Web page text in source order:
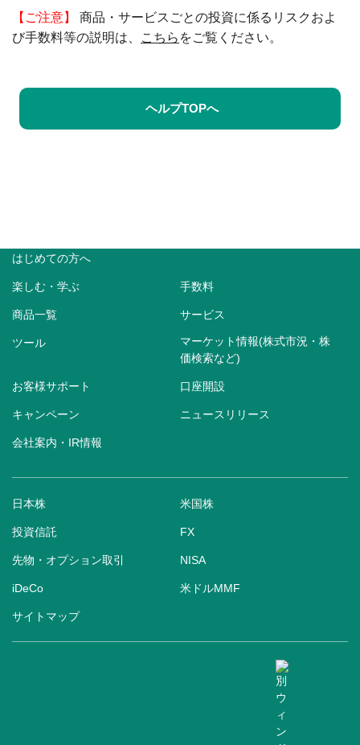
【ご注意】
商品・サービスごとの投資に係るリスクおよ
び手数料等の説明は、
こちら をご覧ください。
ヘルプTOPへ
はじめての方へ
楽しむ・学ぶ 手数料
商品一覧 サービス
ツール
マーケット情報(株式市況・株
価検索など)
お客様サポート 口座開設
キャンペーン ニュースリリース
会社案内・IR情報
日本株 米国株
投資信託 FX
先物・オプション取引 NISA
iDeCo 米ドルMMF
サイトマップ